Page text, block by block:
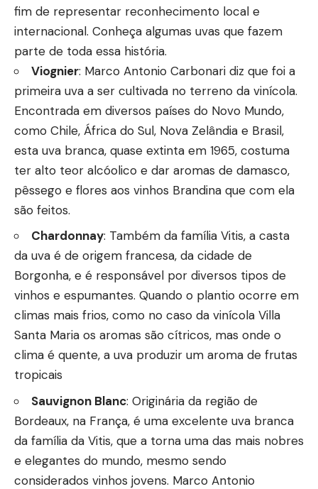
fim de representar reconhecimento local e
internacional. Conheça algumas uvas que fazem
parte de toda essa história.
Viognier: Marco Antonio Carbonari diz que foi a
primeira uva a ser cultivada no terreno da vinícola.
Encontrada em diversos países do Novo Mundo,
como Chile, África do Sul, Nova Zelândia e Brasil,
esta uva branca, quase extinta em 1965, costuma
ter alto teor alcóolico e dar aromas de damasco,
pêssego e flores aos vinhos Brandina que com ela
são feitos.
Chardonnay: Também da família Vitis, a casta
da uva é de origem francesa, da cidade de
Borgonha, e é responsável por diversos tipos de
vinhos e espumantes. Quando o plantio ocorre em
climas mais frios, como no caso da vinícola Villa
Santa Maria os aromas são cítricos, mas onde o
clima é quente, a uva produzir um aroma de frutas
tropicais
Sauvignon Blanc: Originária da região de
Bordeaux, na França, é uma excelente uva branca
da família da Vitis, que a torna uma das mais nobres
e elegantes do mundo, mesmo sendo
considerados vinhos jovens. Marco Antonio